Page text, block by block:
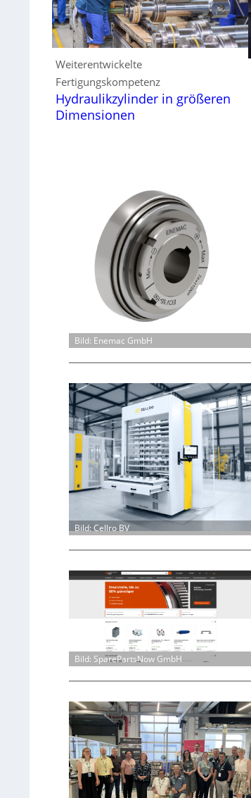
Weiterentwickelte
Fertigungskompetenz
Hydraulikzylinder in größeren
Dimensionen
Bild: Enemac GmbH
Bild: Cellro BV
Bild: SparePartsNow GmbH